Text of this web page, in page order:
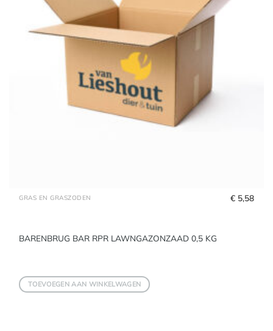
GRAS EN GRASZODEN
BARENBRUG BAR RPR LAWNGAZONZAAD 0,5 KG
€ 5,58
TOEVOEGEN AAN WINKELWAGEN